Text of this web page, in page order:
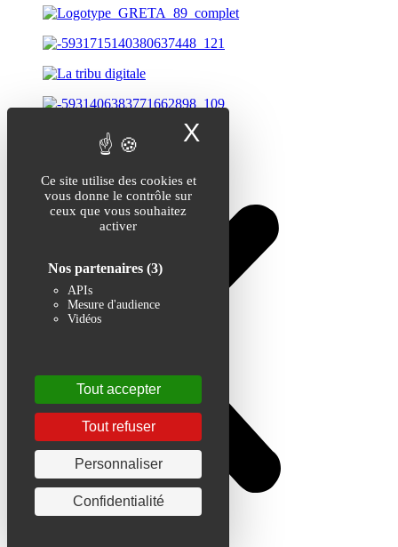
Ce site utilise des cookies et
vous donne le contrôle sur
ceux que vous souhaitez
activer
Nos partenaires (3)
APIs
Mesure d'audience
Vidéos
Tout accepter
Tout refuser
Personnaliser
Confidentialité
X